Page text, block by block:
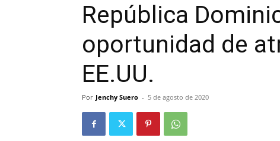
República
oportunidad de
EE.UU.
Por Jenchy Suero - 5 de agosto de 2020